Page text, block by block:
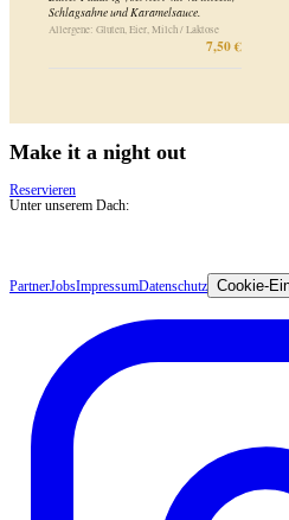
Make it a night out
Reservieren
Unter unserem Dach:
PartnerJobsImpressumDatenschutz Cookie-